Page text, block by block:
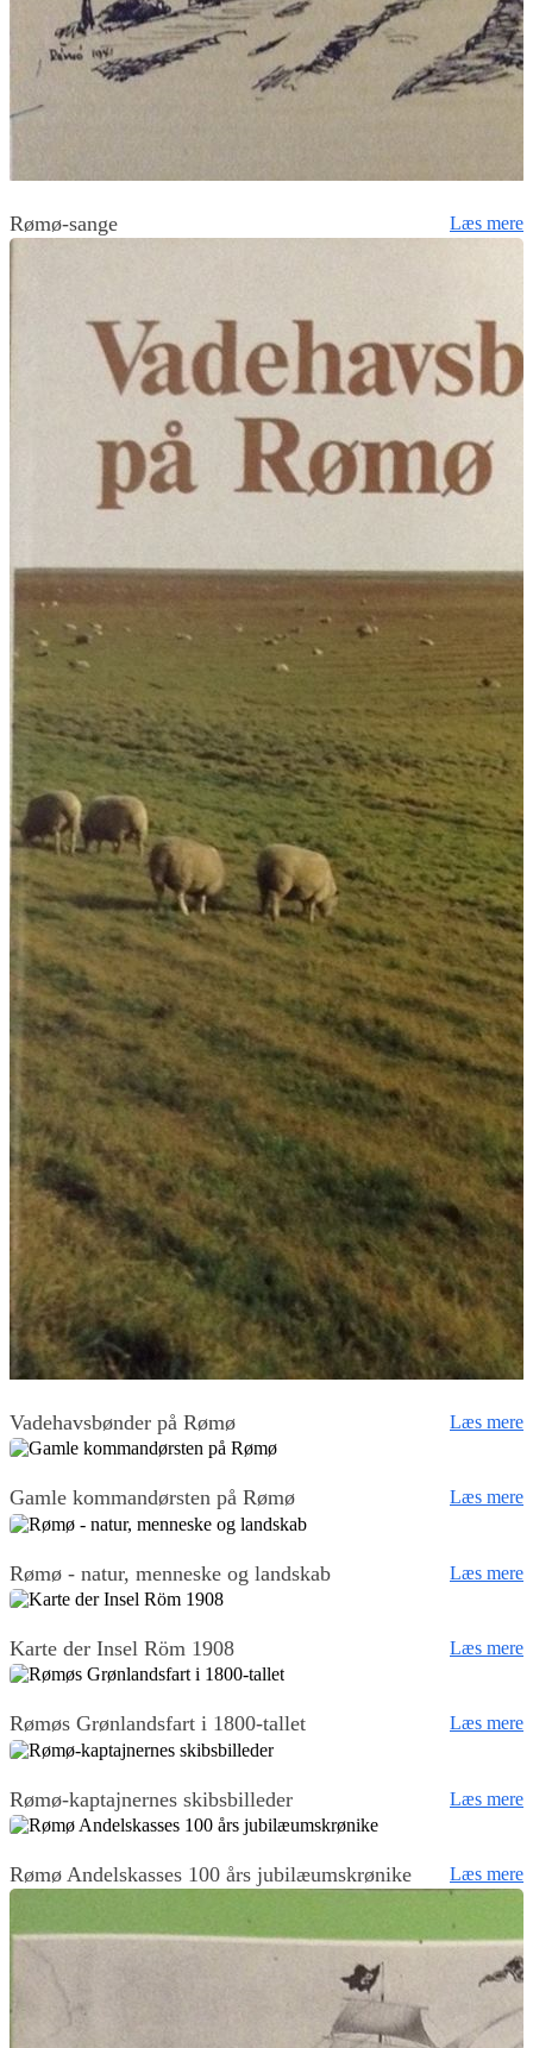
Rømø-sange Læs mere
Vadehavsbønder på Rømø Læs mere
Gamle kommandørsten på Rømø Læs mere
Rømø - natur, menneske og landskab Læs mere
Karte der Insel Röm 1908 Læs mere
Rømøs Grønlandsfart i 1800-tallet Læs mere
Rømø-kaptajnernes skibsbilleder Læs mere
Rømø Andelskasses 100 års jubilæumskrønike Læs mere